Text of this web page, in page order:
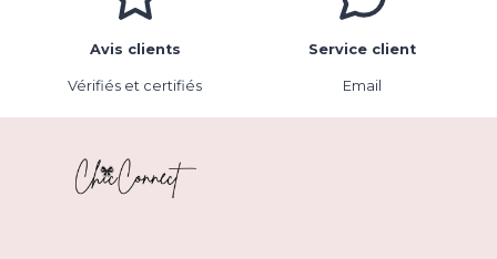
Avis clients
Vérifiés et certifiés
Service client
Email